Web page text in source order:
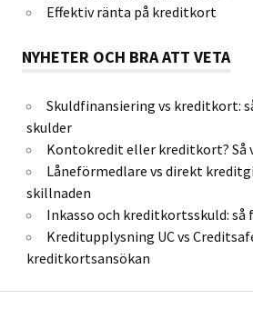
Effektiv ränta på kreditkort
NYHETER OCH BRA ATT VETA
Skuldfinansiering vs kreditkort:
skulder
Kontokredit eller kreditkort? Så
Låneförmedlare vs direkt
skillnaden
Inkasso och kreditkortsskuld: så
Kreditupplysning UC vs
kreditkortsansökan